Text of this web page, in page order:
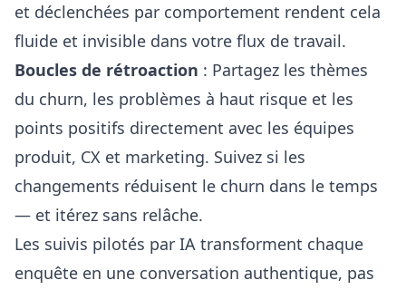
et déclenchées par comportement rendent cela
fluide et invisible dans votre flux de travail.
Boucles de rétroaction : Partagez les thèmes
du churn, les problèmes à haut risque et les
points positifs directement avec les équipes
produit, CX et marketing. Suivez si les
changements réduisent le churn dans le temps
— et itérez sans relâche.
Les suivis pilotés par IA transforment chaque
enquête en une conversation authentique, pas